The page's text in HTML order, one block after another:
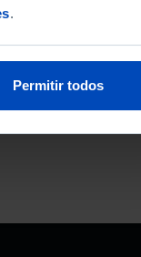
.
Permitir todos
ORDENAR POR